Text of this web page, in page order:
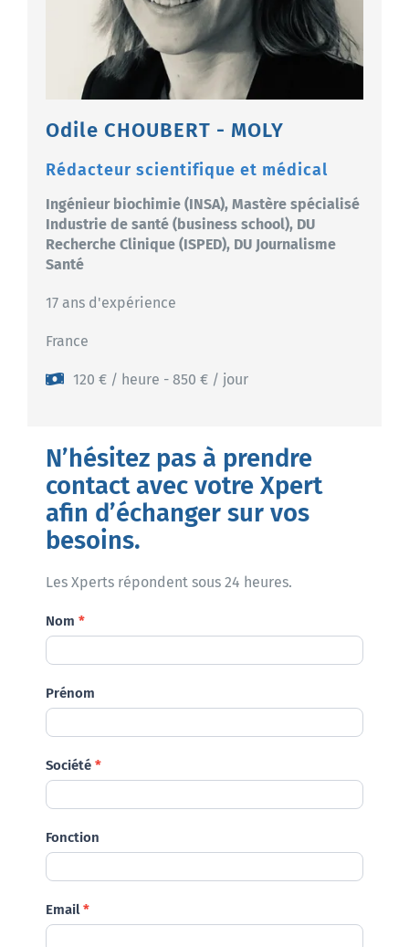
Odile CHOUBERT - MOLY
Rédacteur scientifique et médical
Ingénieur biochimie (INSA), Mastère spécialisé
Industrie de santé (business school), DU
Recherche Clinique (ISPED), DU Journalisme
Santé
17 ans d'expérience
France
120 € / heure - 850 € / jour
N’hésitez pas à prendre
contact avec votre Xpert
afin d’échanger sur vos
besoins.
Les Xperts répondent sous 24 heures.
Demande
Nom *
Prénom
Société *
Fonction
Email*